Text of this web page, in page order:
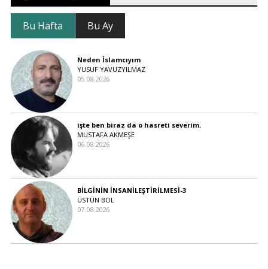
Bu Hafta Bu Ay
Neden İslamcıyım
YUSUF YAVUZYILMAZ
05.08.2026
işte ben biraz da o hasreti severim.
MUSTAFA AKMEŞE
06.08.2026
BİLGİNİN İNSANİLEŞTİRİLMESİ-3
ÜSTÜN BOL
07.08.2026